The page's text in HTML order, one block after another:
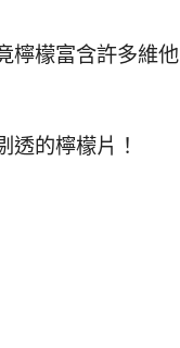
檸檬富含許多維他
透的檸檬片！